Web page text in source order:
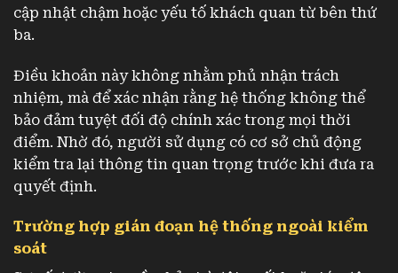
cập nhật chậm hoặc yếu tố khách quan từ bên thứ
ba.
Điều khoản này không nhằm phủ nhận trách
nhiệm, mà để xác nhận rằng hệ thống không thể
bảo đảm tuyệt đối độ chính xác trong mọi thời
điểm. Nhờ đó, người sử dụng có cơ sở chủ động
kiểm tra lại thông tin quan trọng trước khi đưa ra
quyết định.
Trường hợp gián đoạn hệ thống ngoài kiểm
soát